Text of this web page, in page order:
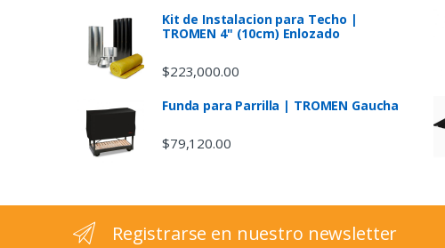
Kit de Instalacion para Techo |
TROMEN 4" (10cm) Enlozado
$223,000.00
Funda para Parrilla | TROMEN Gaucha
$79,120.00
Registrarse en nuestro newsletter